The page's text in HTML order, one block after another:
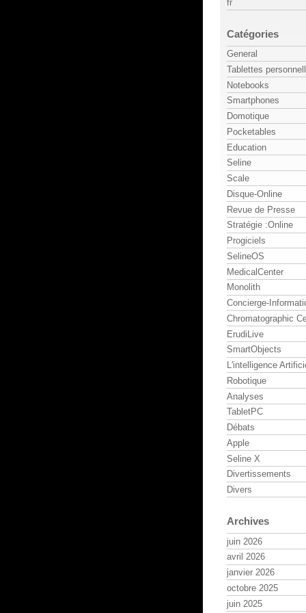
fr
Catégories
General
Tablettes
Notebooks
Smartphones
Domotique
Pocketables
Education
Seline
Scale
Disque-Online
Revue de Presse
Stratégie :Online
Progiciels
SelineOS
MedicalCenter
Monolith
Concierge-
Chromatographic
ErudiLive
SmartObjects
L'intelligence
Robotique
Analyses
TabletPC
Débats
Apple
Seline X
Divertissements
Divers
Archives
juin 2026
avril 2026
janvier 2026
octobre 2025
juin 2025